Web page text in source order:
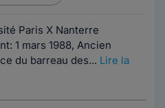
Paris X Nanterre
1 mars 1988, Ancien
du barreau des... Lire la